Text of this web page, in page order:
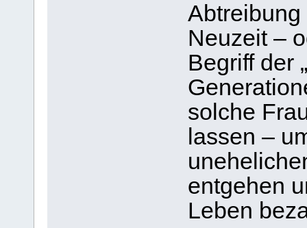
Abtreibung
Neuzeit –
Begriff der
solche
lassen –
entgehen
Leben